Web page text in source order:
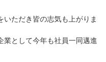
いただき皆の志気も上がりま
業として今年も社員一同邁進